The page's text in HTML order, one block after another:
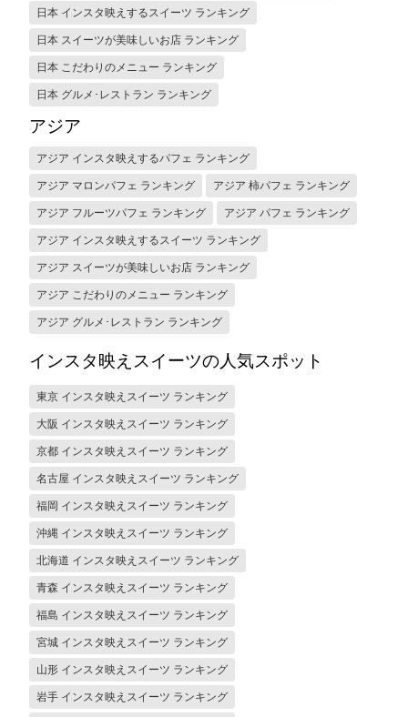
日本 インスタ映えするスイーツ ランキング
日本 スイーツが美味しいお店 ランキング
日本 こだわりのメニュー ランキング
日本 グルメ･レストラン ランキング
アジア
アジア インスタ映えするパフェ ランキング
アジア マロンパフェ ランキング アジア 柿パフェ ランキング
アジア フルーツパフェ ランキング アジア パフェ ランキング
アジア インスタ映えするスイーツ ランキング
アジア スイーツが美味しいお店 ランキング
アジア こだわりのメニュー ランキング
アジア グルメ･レストラン ランキング
インスタ映えスイーツの人気スポット
東京 インスタ映えスイーツ ランキング
大阪 インスタ映えスイーツ ランキング
京都 インスタ映えスイーツ ランキング
名古屋 インスタ映えスイーツ ランキング
福岡 インスタ映えスイーツ ランキング
沖縄 インスタ映えスイーツ ランキング
北海道 インスタ映えスイーツ ランキング
青森 インスタ映えスイーツ ランキング
福島 インスタ映えスイーツ ランキング
宮城 インスタ映えスイーツ ランキング
山形 インスタ映えスイーツ ランキング
岩手 インスタ映えスイーツ ランキング